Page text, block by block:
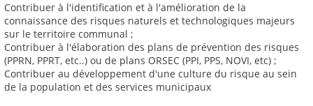
Contribuer à l'identification et à l'amélioration de la
connaissance des risques naturels et technologiques majeurs
sur le territoire communal ;
Contribuer à l'élaboration des plans de prévention des risques
(PPRN, PPRT, etc..) ou de plans ORSEC (PPI, PPS, NOVI, etc) ;
Contribuer au développement d'une culture du risque au sein
de la population et des services municipaux